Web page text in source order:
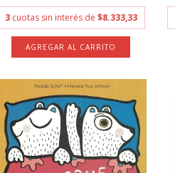
3 cuotas sin interés de $8.333,33